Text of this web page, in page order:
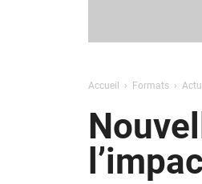
Accueil Formats